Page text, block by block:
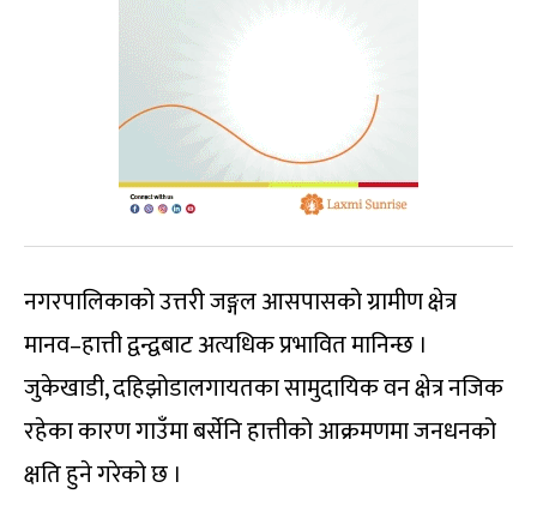
नगरपालिकाको उत्तरी जङ्गल आसपासको ग्रामीण क्षेत्र
मानव–हात्ती द्वन्द्वबाट अत्यधिक प्रभावित मानिन्छ ।
जुकेखाडी, दहिझोडालगायतका सामुदायिक वन क्षेत्र नजिक
रहेका कारण गाउँमा बर्सेनि हात्तीको आक्रमणमा जनधनको
क्षति हुने गरेको छ ।